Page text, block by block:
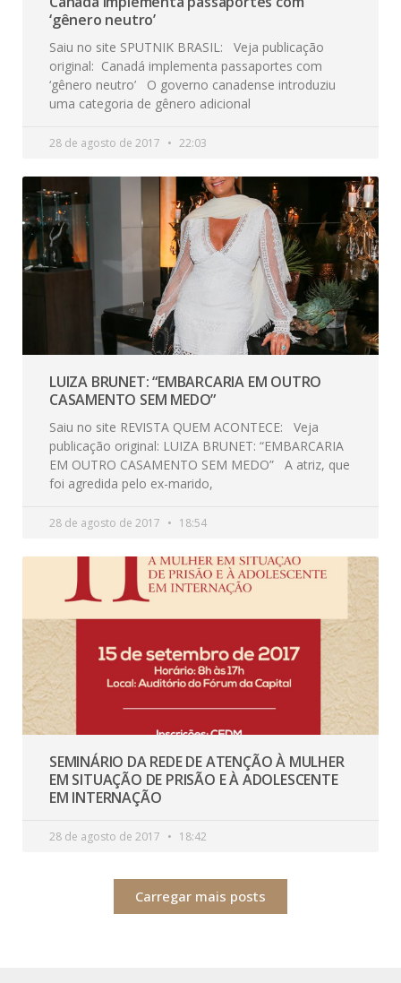
‘gênero neutro’
Saiu no site SPUTNIK BRASIL: Veja publicação
original: Canadá implementa passaportes com
‘gênero neutro’ O governo canadense introduziu
uma categoria de gênero adicional
28 de agosto de 2017 22:03
LUIZA BRUNET: “EMBARCARIA EM OUTRO
CASAMENTO SEM MEDO”
Saiu no site REVISTA QUEM ACONTECE: Veja
publicação original: LUIZA BRUNET: “EMBARCARIA
EM OUTRO CASAMENTO SEM MEDO” A atriz, que
foi agredida pelo ex-marido,
28 de agosto de 2017 18:54
SEMINÁRIO DA REDE DE ATENÇÃO À MULHER
EM SITUAÇÃO DE PRISÃO E À ADOLESCENTE
EM INTERNAÇÃO
28 de agosto de 2017 18:42
Carregar mais posts